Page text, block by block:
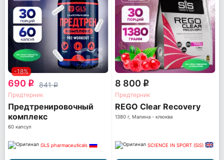
-18%
690 q 841q
Предтерник
Предтренировочный
комплекс
60 капсул
GLS pharmaceuticals
8 800 q
Предтерник
REGO Clear Recovery
1380 г, Малина - клюква
SCIENCE IN SPORT (SiS)